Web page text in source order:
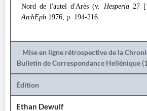
Nord de l'autel d'Arès (v. Hesperia 27
ArchEph 1976, p. 194-216.
Mise en ligne rétrospective de la
Bulletin de Correspondance Hellénique
Édition
Ethan Dewulf